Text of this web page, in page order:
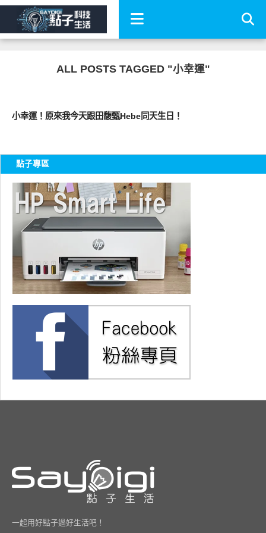
ALL POSTS TAGGED "小幸運"
小幸運！原來我今天跟田馥甄Hebe同天生日！
點子專區
一起用好點子過好生活吧！